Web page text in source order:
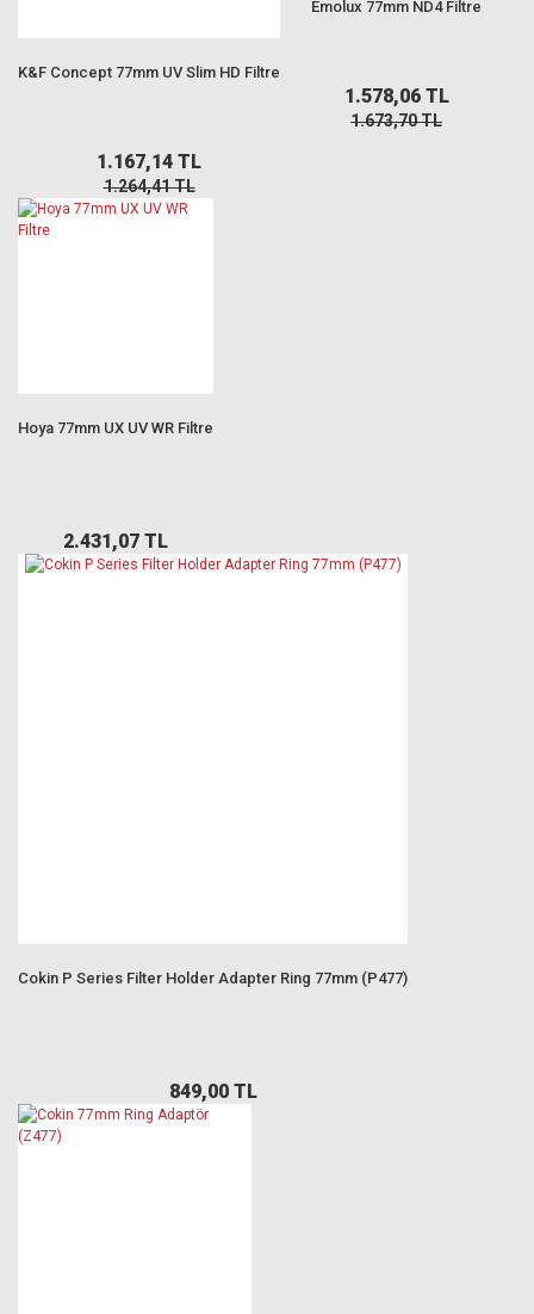
K&F Concept 77mm UV Slim HD Filtre
1.167,14 TL
1.264,41 TL
Emolux 77mm ND4 Filtre
1.578,06 TL
1.673,70 TL
Hoya 77mm UX UV WR Filtre
2.431,07 TL
Cokin P Series Filter Holder Adapter Ring 77mm (P477)
849,00 TL